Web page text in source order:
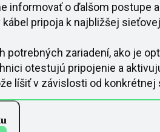
informovať o ďalšom postupe
pripoja k najbližšej
zariadení, ako je
otestujú pripojenie a
líšiť v závislosti od